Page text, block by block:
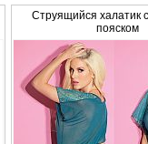
Струящийся халатик
пояском